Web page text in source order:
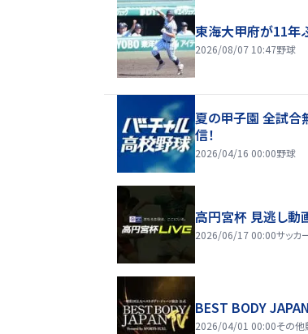
東海大甲府が11年
2026/08/07 10:47野球
夏の甲子園 全試合
信！
2026/04/16 00:00野球
高円宮杯 見逃し動
2026/06/17 00:00サッカ
BEST BODY
2026/04/01 00:00その他